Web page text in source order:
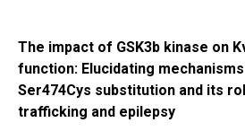
The impact of GSK3b kinase on
function: Elucidating
Ser474Cys substitution and its
trafficking and epilepsy